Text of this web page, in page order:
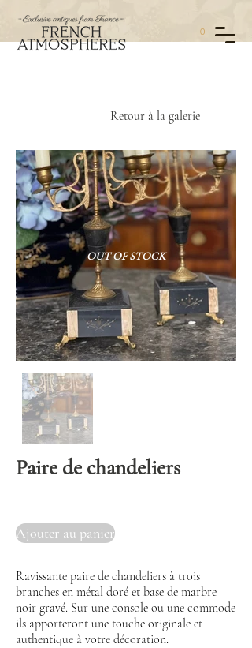
0
Retour à la galerie
OUT OF STOCK
Paire de chandeliers
Ajouter au panier
Ravissante paire de chandeliers à trois
branches en métal doré et base de marbre
noir gravé. Sur une console ou une commode
ils apporteront une touche originale et
authentique à votre décoration.